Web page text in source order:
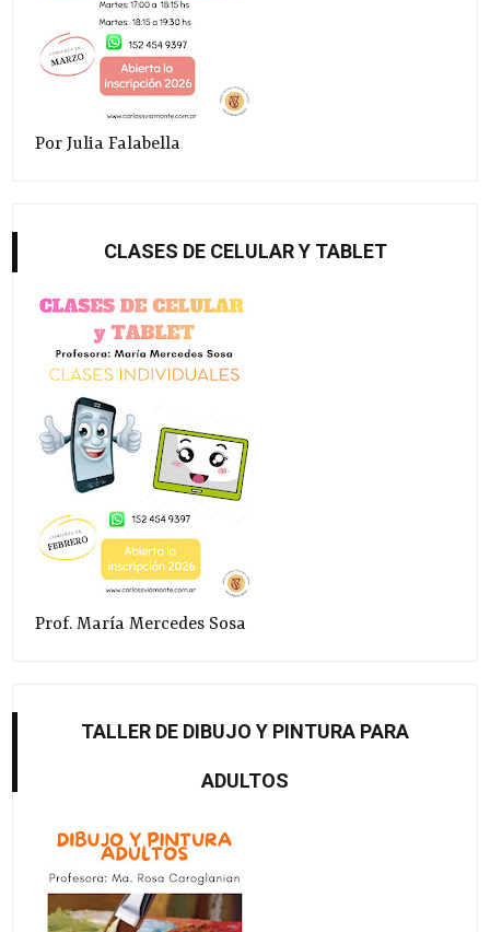
Por Julia Falabella
CLASES DE CELULAR Y TABLET
Prof. María Mercedes Sosa
TALLER DE DIBUJO Y PINTURA PARA
ADULTOS